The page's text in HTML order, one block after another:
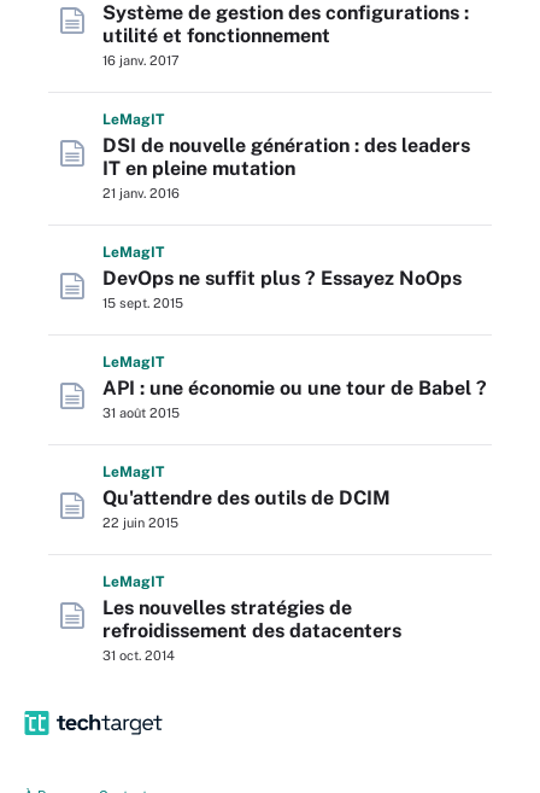
Système de gestion des configurations :
utilité et fonctionnement
16 janv. 2017
LeMagIT
DSI de nouvelle génération : des leaders
IT en pleine mutation
21 janv. 2016
LeMagIT
DevOps ne suffit plus ? Essayez NoOps
15 sept. 2015
LeMagIT
API : une économie ou une tour de Babel ?
31 août 2015
LeMagIT
Qu'attendre des outils de DCIM
22 juin 2015
LeMagIT
Les nouvelles stratégies de
refroidissement des datacenters
31 oct. 2014